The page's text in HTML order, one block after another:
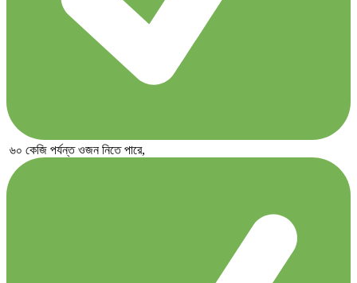
৬০ কেজি পর্যন্ত ওজন নিতে পারে,